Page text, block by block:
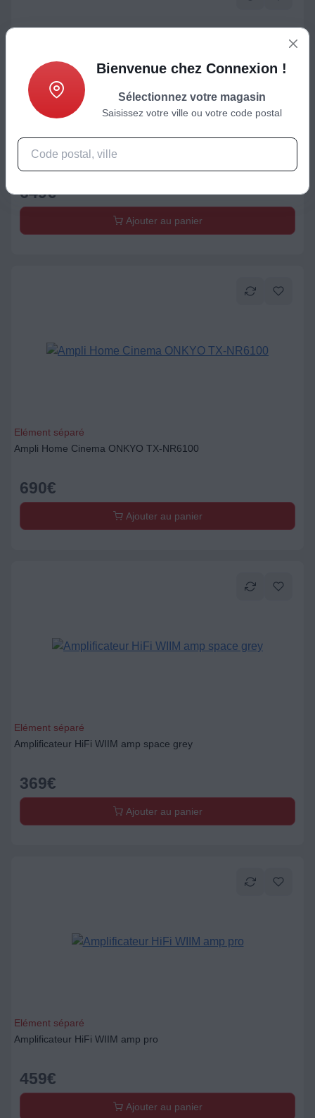
Elément séparé
Ampli Home Cinema DENON AVR-X1800H DAB
649€
Ajouter au panier
Elément séparé
Ampli Home Cinema ONKYO TX-NR6100
690€
Ajouter au panier
Elément séparé
Amplificateur HiFi WIIM amp space grey
369€
Ajouter au panier
Elément séparé
Amplificateur HiFi WIIM amp pro
459€
Ajouter au panier
Bienvenue chez Connexion !
Sélectionnez votre magasin
Saisissez votre ville ou votre code postal